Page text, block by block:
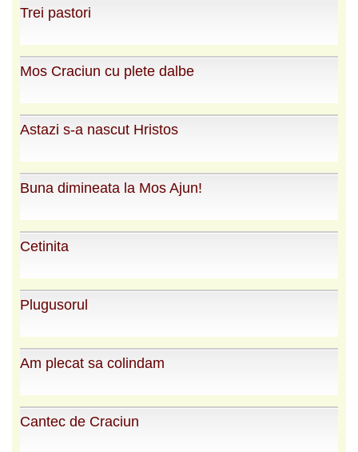
Trei pastori
Mos Craciun cu plete dalbe
Astazi s-a nascut Hristos
Buna dimineata la Mos Ajun!
Cetinita
Plugusorul
Am plecat sa colindam
Cantec de Craciun